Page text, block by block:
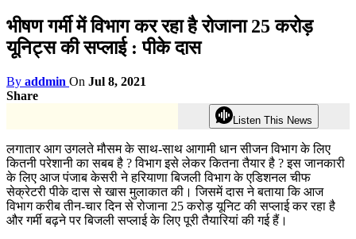
भीषण गर्मी में विभाग कर रहा है रोजाना 25 करोड़
यूनिट्स की सप्लाई : पीके दास
By addmin On Jul 8, 2021
Share
Listen This News
लगातार आग उगलते मौसम के साथ-साथ आगामी धान सीजन विभाग के लिए
कितनी परेशानी का सबब है ? विभाग इसे लेकर कितना तैयार है ? इस जानकारी
के लिए आज पंजाब केसरी ने हरियाणा बिजली विभाग के एडिशनल चीफ
सेक्रेटरी पीके दास से खास मुलाकात की। जिसमें दास ने बताया कि आज
विभाग करीब तीन-चार दिन से रोजाना 25 करोड़ यूनिट की सप्लाई कर रहा है
और गर्मी बढ़ने पर बिजली सप्लाई के लिए पूरी तैयारियां की गई हैं।